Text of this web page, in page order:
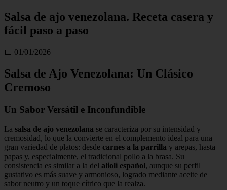
Salsa de ajo venezolana. Receta casera y
fácil paso a paso
📅 01/01/2026
Salsa de Ajo Venezolana: Un Clásico
Cremoso
Un Sabor Versátil e Inconfundible
La salsa de ajo venezolana se caracteriza por su intensidad y
cremosidad, lo que la convierte en el complemento ideal para una
gran variedad de platos: desde carnes a la parrilla y arepas, hasta
papas y, especialmente, el tradicional pollo a la brasa. Su
consistencia es similar a la del alioli español, aunque su perfil
gustativo es más suave y armonioso, logrado mediante aceite de
sabor neutro y un toque cítrico que la realza.